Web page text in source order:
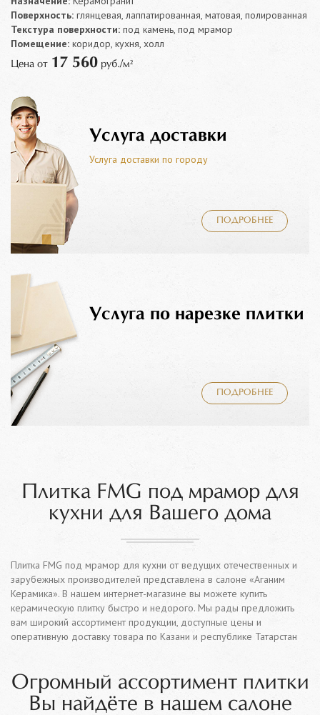
Поверхность: глянцевая, лаппатированная, матовая, полированная
Текстура поверхности: под камень, под мрамор
Помещение: коридор, кухня, холл
Цена от 17 560 руб./м²
Услуга доставки
Услуга доставки по городу
ПОДРОБНЕЕ
Услуга по нарезке плитки
ПОДРОБНЕЕ
Плитка FMG под мрамор для
кухни для Вашего дома
Плитка FMG под мрамор для кухни от ведущих отечественных и
зарубежных производителей представлена в салоне «Аганим
Керамика». В нашем интернет-магазине вы можете купить
керамическую плитку быстро и недорого. Мы рады предложить
вам широкий ассортимент продукции, доступные цены и
оперативную доставку товара по Казани и республике Татарстан
Огромный ассортимент плитки
Вы найдёте в нашем салоне